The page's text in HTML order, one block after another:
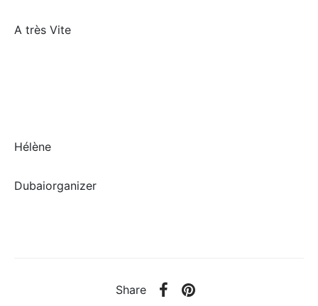
A très Vite
Hélène
Dubaiorganizer
Share